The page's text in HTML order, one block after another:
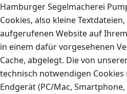
Hamburger Segelmacherei
Cookies, also kleine
aufgerufenen Website auf
in einem dafür vorgesehenen
Cache, abgelegt. Die von
technisch notwendigen
Endgerät (PC/Mac,